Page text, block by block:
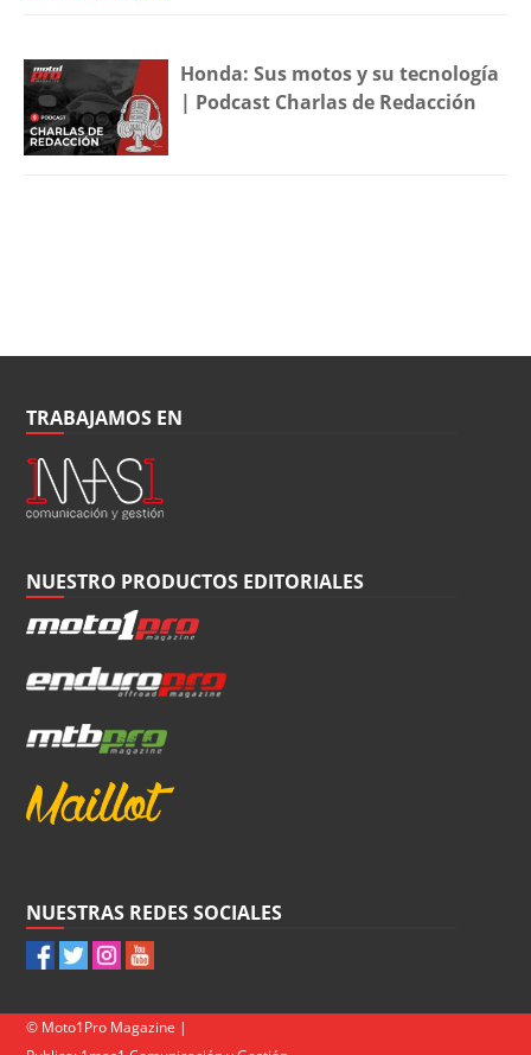
Honda: Sus motos y su tecnología
| Podcast Charlas de Redacción
TRABAJAMOS EN
NUESTRO PRODUCTOS EDITORIALES
NUESTRAS REDES SOCIALES
© Moto1Pro Magazine |